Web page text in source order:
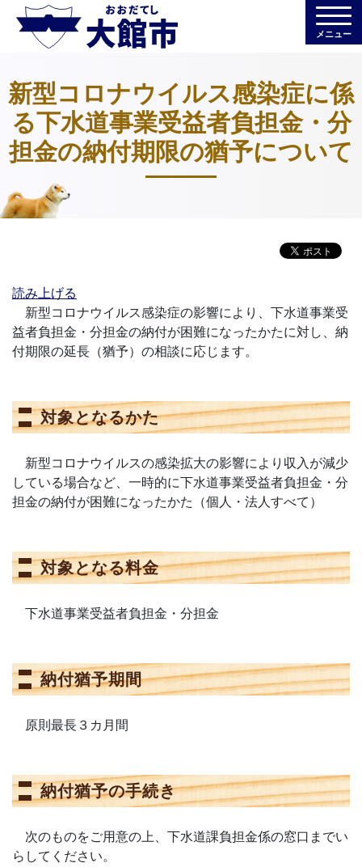
メニュー
新型コロナウイルス感染症に係
る下水道事業受益者負担金・分
担金の納付期限の猶予について
読み上げる
新型コロナウイルス感染症の影響により、下水道事業受
益者負担金・分担金の納付が困難になったかたに対し、納
付期限の延長（猶予）の相談に応じます。
対象となるかた
新型コロナウイルスの感染拡大の影響により収入が減少
している場合など、一時的に下水道事業受益者負担金・分
担金の納付が困難になったかた（個人・法人すべて）
対象となる料金
下水道事業受益者負担金・分担金
納付猶予期間
原則最長３カ月間
納付猶予の手続き
次のものをご用意の上、下水道課負担金係の窓口までい
らしてください。